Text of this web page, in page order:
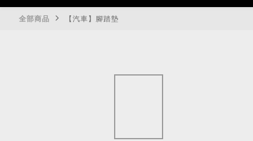
全部商品 【汽車】腳踏墊